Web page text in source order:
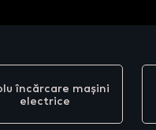
încărcare mașini
electrice